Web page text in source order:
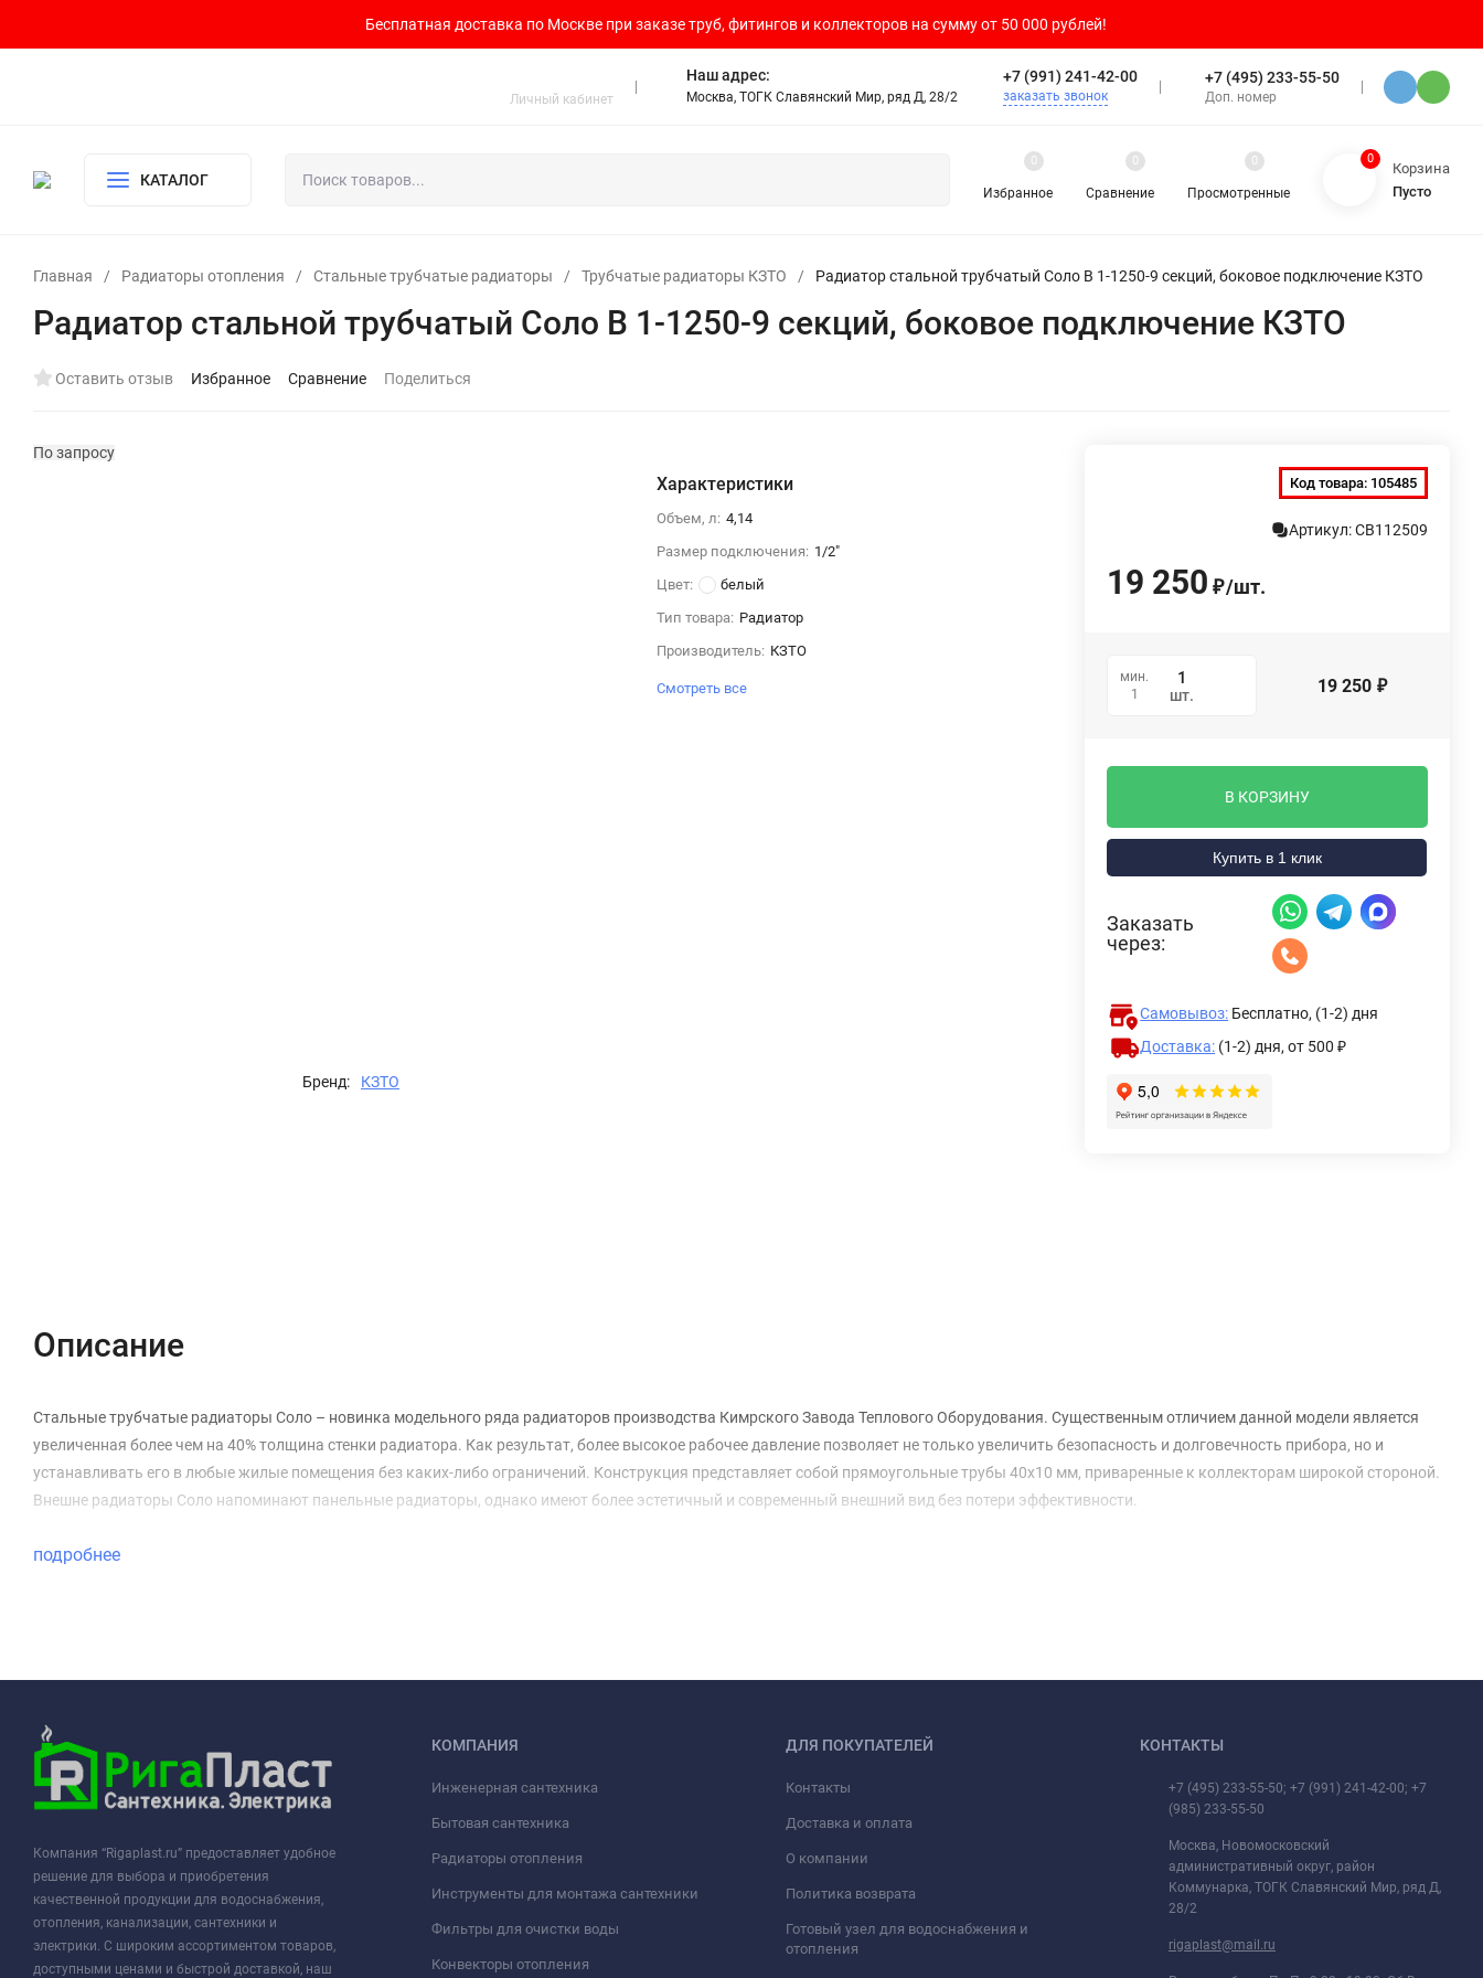
Бесплатная доставка по Москве при заказе труб, фитингов и коллекторов на сумму от 50 000 рублей!
Личный кабинет
Наш адрес:
Москва, ТОГК Славянский Мир, ряд Д, 28/2
+7 (991) 241-42-00
заказать звонок
+7 (495) 233-55-50
Доп. номер
КАТАЛОГ
Избранное
0
Сравнение
0
Просмотренные
0 0
Корзина
Пусто
Главная / Радиаторы отопления / Стальные трубчатые радиаторы / Трубчатые радиаторы КЗТО / Радиатор стальной трубчатый Соло В 1-1250-9 секций, боковое подключение КЗТО
Радиатор стальной трубчатый Соло В 1-1250-9 секций, боковое подключение КЗТО
Оставить отзыв Избранное Сравнение Поделиться
По запросу
Бренд: КЗТО
Характеристики
Объем, л: 4,14
Размер подключения: 1/2"
Цвет:
белый
Тип товара: Радиатор
Производитель: КЗТО
Смотреть все
Код товара: 105485
Артикул: СВ112509
19 250 ₽/шт.
мин.
1
шт. 19 250 ₽
В КОРЗИНУ
Купить в 1 клик
Заказать
через:
Самовывоз: Бесплатно, (1-2) дня
Доставка: (1-2) дня,от 500 ₽
Описание
Стальные трубчатые радиаторы Соло – новинка модельного ряда радиаторов производства Кимрского Завода Теплового Оборудования. Существенным отличием данной модели является
увеличенная более чем на 40% толщина стенки радиатора. Как результат, более высокое рабочее давление позволяет не только увеличить безопасность и долговечность прибора, но и
устанавливать его в любые жилые помещения без каких-либо ограничений. Конструкция представляет собой прямоугольные трубы 40х10 мм, приваренные к коллекторам широкой стороной.
Внешне радиаторы Соло напоминают панельные радиаторы, однако имеют более эстетичный и современный внешний вид без потери эффективности.
подробнее
Компания “Rigaplast.ru” предоставляет удобное
решение для выбора и приобретения
качественной продукции для водоснабжения,
отопления, канализации, сантехники и
электрики. С широким ассортиментом товаров,
доступными ценами и быстрой доставкой, наш
КОМПАНИЯ
Инженерная сантехника
Бытовая сантехника
Радиаторы отопления
Инструменты для монтажа сантехники
Фильтры для очистки воды
Конвекторы отопления
ДЛЯ ПОКУПАТЕЛЕЙ
Контакты
Доставка и оплата
О компании
Политика возврата
Готовый узел для водоснабжения и
отопления
КОНТАКТЫ
+7 (495) 233-55-50; +7 (991) 241-42-00; +7
(985) 233-55-50
Москва, Новомосковский
административный округ, район
Коммунарка, ТОГК Славянский Мир, ряд Д,
28/2
rigaplast@mail.ru